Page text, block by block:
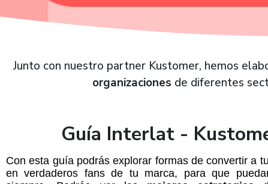
Junto con nuestro partner Kustomer, hemos
organizaciones de diferentes
Guía Interlat -